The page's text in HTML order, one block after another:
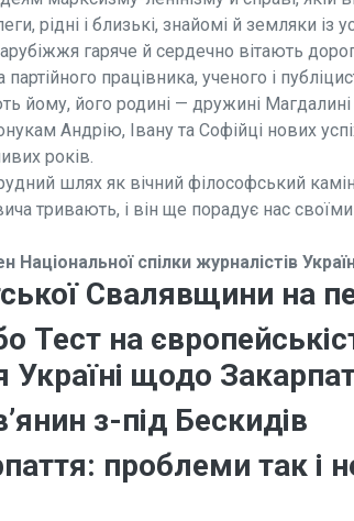
рідні і близькі, знайомі й земляки із
гаряче й сердечно вітають
партійного працівника, ученого і
йому, його родині — дружині Магдалині
Андрію, Івану та Софійці нових
років.
шлях як вічний філософський
тривають, і він ще порадує нас
спілки журналістів
Свалявщини на
Тест на
Україні щодо
з-під Бескидів
проблеми так і